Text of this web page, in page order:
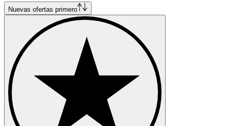
Volvo 850
Volvo Amazon
Volvo P 121
Volvo P 144
Volvo P 145
Volvo PV 544
Volvo V 70
Nuevas ofertas primero